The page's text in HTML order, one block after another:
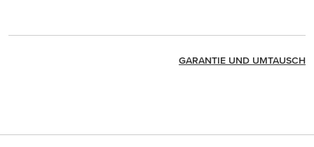
GARANTIE UND UMTAUSCH